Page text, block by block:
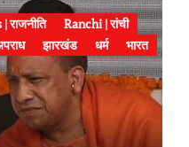
राजनीति
Ranchi | रांची
झारखंड धर्म
भारत